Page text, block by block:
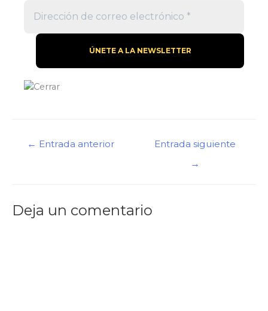
Navegación
← Entrada anterior
Entrada siguiente
→
Deja un comentario